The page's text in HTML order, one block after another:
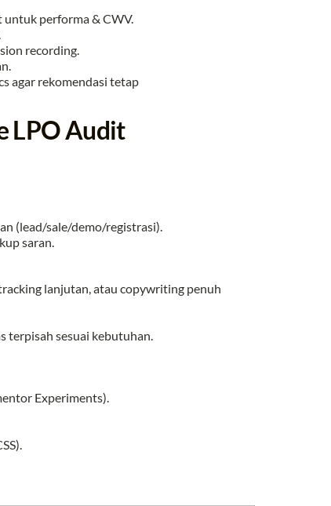
untuk performa & CWV.
recording.
agar rekomendasi tetap
LPO Audit
(lead/sale/demo/registrasi).
saran.
lanjutan, atau copywriting penuh
terpisah sesuai kebutuhan.
Experiments).